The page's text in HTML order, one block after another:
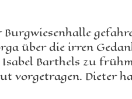
über die irren
Barthels zu
vorgetragen. Dieter